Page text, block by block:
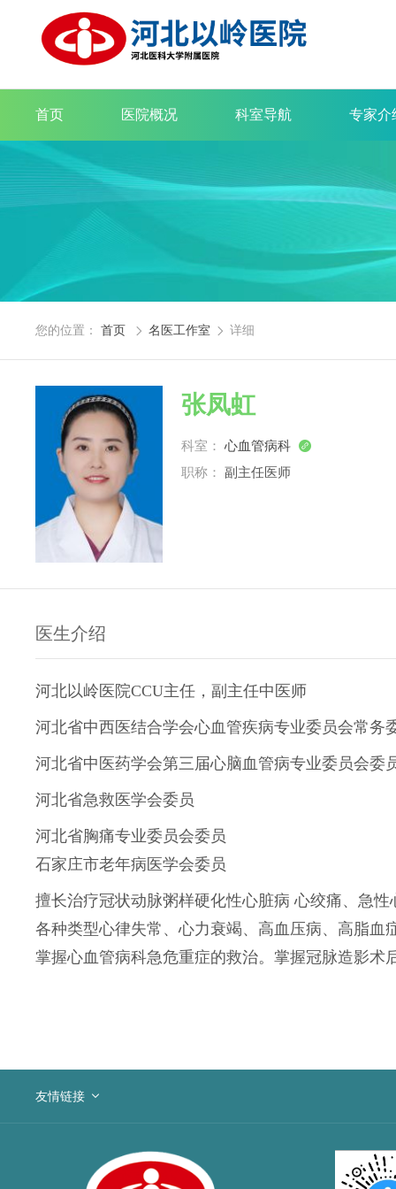
首页 医院概况 科室导航 专家介
您的位置： 首页  名医工作室  详细
张凤虹
科室： 心血管病科 
职称： 副主任医师
医生介绍
河北以岭医院CCU主任，副主任中医师
河北省中西医结合学会心血管疾病专业委员会常务
河北省中医药学会第三届心脑血管病专业委员会委
河北省急救医学会委员
河北省胸痛专业委员会委员
石家庄市老年病医学会委员
擅长治疗冠状动脉粥样硬化性心脏病 心绞痛、急性
各种类型心律失常、心力衰竭、高血压病、高脂血
掌握心血管病科急危重症的救治。掌握冠脉造影术
友情链接